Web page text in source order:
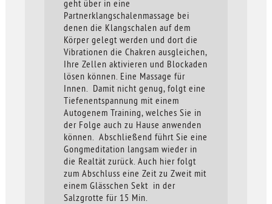
geht über in eine
Partnerklangschalenmassage bei
denen die Klangschalen auf dem
Körper gelegt werden und dort die
Vibrationen die Chakren ausgleichen,
Ihre Zellen aktivieren und Blockaden
lösen können. Eine Massage für
Innen. Damit nicht genug, folgt eine
Tiefenentspannung mit einem
Autogenem Training, welches Sie in
der Folge auch zu Hause anwenden
können. Abschließend führt Sie eine
Gongmeditation langsam wieder in
die Realtät zurück. Auch hier folgt
zum Abschluss eine Zeit zu Zweit mit
einem Glässchen Sekt in der
Salzgrotte für 15 Min.